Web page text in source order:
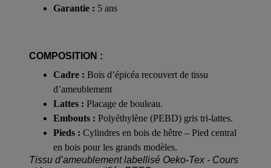
Garantie : 5 ans
COMPOSITION :
Cadre : Bois d’épicéa recouvert de tissu
d’ameublement
Lattes : Placage de bouleau.
Embouts : Polyéthylène (PEBD) gris tri-lattes.
Pieds : Cylindres en bois de hêtre – Pied central
en bois pour les grands modèles.
Tissu d’ameublement labellisé Oeko-Tex - Cours